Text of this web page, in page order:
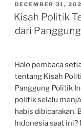
POSTED
ON
DECEMBER 31,
Kisah Politik
dari
Halo pembaca
tentang Kisah
Panggung Politik
politik selalu
habis dibicarakan.
Indonesia saat